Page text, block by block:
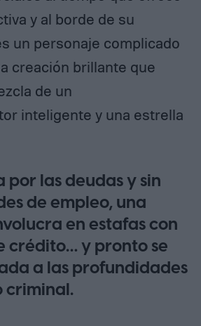
y al borde de su
un personaje complicado
creación brillante que
de un
inteligente y una estrella
las deudas y sin
de empleo, una
en estafas con
crédito… y pronto se
a las profundidades
criminal.